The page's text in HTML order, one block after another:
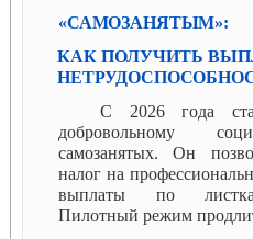
«САМОЗАНЯТЫМ»:
КАК ПОЛУЧИТЬ
С 2026 года
добровольному
самозанятых. Он
налог на
выплаты по
Пилотный режим